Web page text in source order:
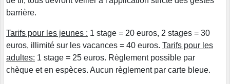
barrière.
Tarifs pour les jeunes : 1 stage = 20 euros, 2 stages = 30
euros, illimité sur les vacances = 40 euros. Tarifs pour les
adultes: 1 stage = 25 euros. Règlement possible par
chèque et en espèces. Aucun règlement par carte bleue.